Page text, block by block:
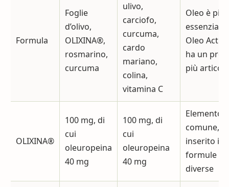
Formula
Foglie
d’olivo,
OLIXINA®,
rosmarino,
curcuma
ulivo,
carciofo,
curcuma,
cardo
mariano,
colina,
vitamina C
Oleo è più
essenziale;
Oleo Active
ha un
più
OLIXINA®
100 mg, di
cui
oleuropeina
40 mg
100 mg, di
cui
oleuropeina
40 mg
Elemento
comune,
inserito in
formule
diverse